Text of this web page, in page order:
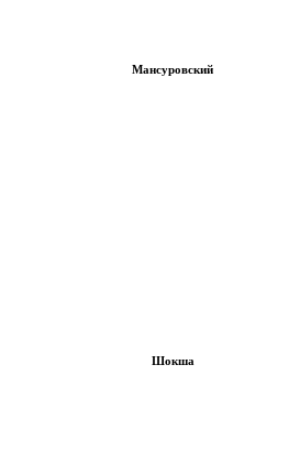
Мансуровский
Шокша